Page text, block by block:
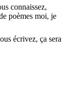
connaissez,
poèmes moi, je
écrivez, ça sera